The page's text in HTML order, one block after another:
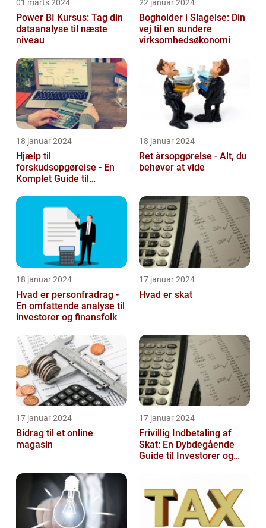
01 marts 2024
Power BI Kursus: Tag din
dataanalyse til næste
niveau
22 januar 2024
Bogholder i Slagelse: Din
vej til en sundere
virksomhedsøkonomi
18 januar 2024
Hjælp til
forskudsopgørelse - En
Komplet Guide til
18 januar 2024
Ret årsopgørelse - Alt, du
behøver at vide
18 januar 2024
Hvad er personfradrag -
En omfattende analyse til
investorer og finansfolk
17 januar 2024
Hvad er skat
17 januar 2024
Bidrag til et online
magasin
17 januar 2024
Frivillig Indbetaling af
Skat: En Dybdegående
Guide til Investorer og